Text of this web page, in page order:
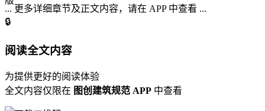
... 更多详细章节及正文内容，请在 APP 中查看 ...
🔒
阅读全文内容
为提供更好的阅读体验
全文内容仅限在 图创建筑规范 APP 中查看